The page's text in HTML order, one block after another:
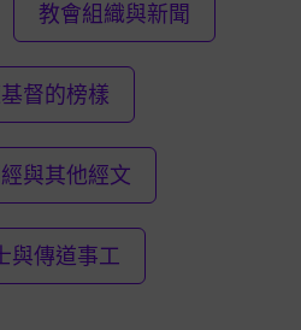
教會組織與新聞
督的榜樣
與其他經文
與傳道事工